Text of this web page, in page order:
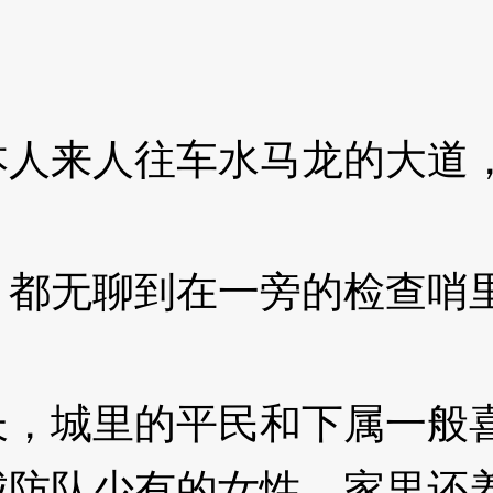
人往车水马龙的大道
聊到在一旁的检查哨
里的平民和下属一般